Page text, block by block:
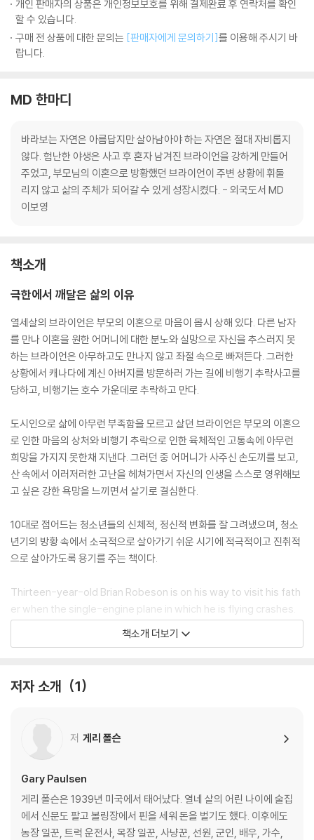
개인 판매자의 상품은 개인정보보호를 위해 결제완료 후 연락처를 확인
할 수 있습니다.
구매 전 상품에 대한 문의는 [판매자에게 문의하기]를 이용해 주시기 바
랍니다.
MD 한마디
바라보는 자연은 아름답지만 살아남아야 하는 자연은 절대 자비롭지
않다. 험난한 야생은 사고 후 혼자 남겨진 브라이언을 강하게 만들어
주었고, 부모님의 이혼으로 방황했던 브라이언이 주변 상황에 휘둘
리지 않고 삶의 주체가 되어갈 수 있게 성장시켰다. - 외국도서 MD
이보영
책소개
극한에서 깨달은 삶의 이유
열세살의 브라이언은 부모의 이혼으로 마음이 몹시 상해 있다. 다른 남자
를 만나 이혼을 원한 어머니에 대한 분노와 실망으로 자신을 추스러지 못
하는 브라이언은 아무하고도 만나지 않고 좌절 속으로 빠져든다. 그러한
상황에서 캐나다에 계신 아버지를 방문하러 가는 길에 비행기 추락사고를
당하고, 비행기는 호수 가운데로 추락하고 만다.
도시인으로 삶에 아무런 부족함을 모르고 살던 브라이언은 부모의 이혼으
로 인한 마음의 상처와 비행기 추락으로 인한 육체적인 고통속에 아무런
희망을 가지지 못한채 지낸다. 그러던 중 어머니가 사주신 손도끼를 보고,
산 속에서 이러저러한 고난을 헤쳐가면서 자신의 인생을 스스로 영위해보
고 싶은 강한 욕망을 느끼면서 살기로 결심한다.
10대로 접어드는 청소년들의 신체적, 정신적 변화를 잘 그려냈으며, 청소
년기의 방황 속에서 소극적으로 살아가기 쉬운 시기에 적극적이고 진취적
으로 살아가도록 용기를 주는 책이다.
Thirteen-year-old Brian Robeson is on his way to visit his fath
er when the single-engine plane in which he is flying crashes.
Suddenly, Brian finds himself alone in the Canadian wilderness
with nothing but a tattered Windbreaker and the hatchet his
has been tearing him apart since his parent's divorce. But now
Brian has no time for anger, self pity, or despair -- it will take al
For twenty years Gary Paulsen's award-winning contemporar
y classic has been the survival story with which all others are c
ompared. This new edition, with a reading group guide, will intr
oduce a new generation of readers to this page-turning, hear
t-stopping adventure.
책소개 더보기
저자 소개 1
저 게리 폴슨
Gary Paulsen
게리 폴슨은 1939년 미국에서 태어났다. 열네 살의 어린 나이에 술집
에서 신문도 팔고 볼링장에서 핀을 세워 돈을 벌기도 했다. 이후에도
농장 일꾼, 트럭 운전사, 목장 일꾼, 사냥꾼, 선원, 군인, 배우, 가수,